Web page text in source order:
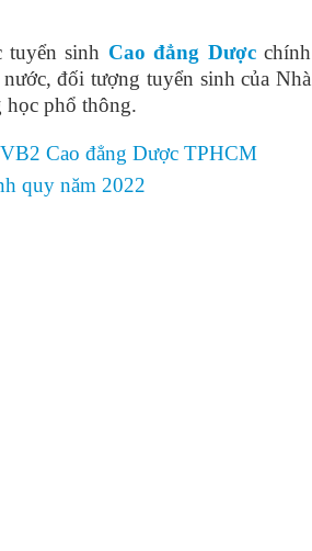
học phí Cao đẳng Dược 2022
thế nào?
năm 2022
tuyển sinh Cao đẳng Dượcchính
đối tượng tuyển sinh của Nhà
học phổ thông.
Cao đẳng Dược TPHCM
quy năm 2022